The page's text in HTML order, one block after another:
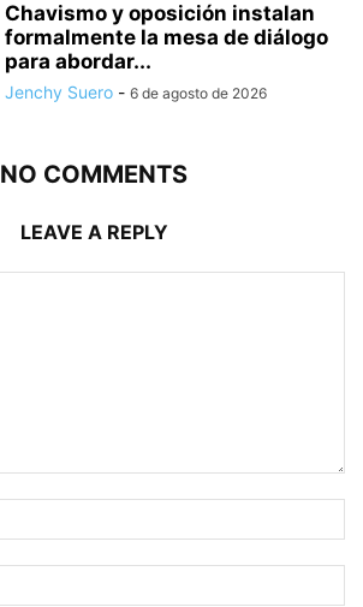
Chavismo y oposición instalan
formalmente la mesa de diálogo
para abordar...
Jenchy Suero - 6 de agosto de 2026
NO COMMENTS
LEAVE A REPLY